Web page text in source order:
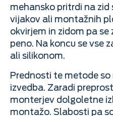
mehansko pritrdi na zid
vijakov ali montažnih
okvirjem in zidom pa
peno. Na koncu se vse
ali silikonom.
Prednosti te metode
izvedba. Zaradi
monterjev dolgoletne
montažo. Slabosti pa